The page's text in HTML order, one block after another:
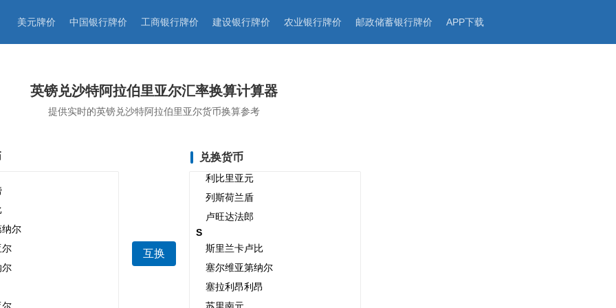
美元牌价 中国银行牌价 工商银行牌价 建设银行牌价 农业银行牌价 邮政储蓄银行牌价 APP下载
英镑兑沙特阿拉伯里亚尔汇率换算计算器
提供实时的英镑兑沙特阿拉伯里亚尔货币换算参考
兑换货币